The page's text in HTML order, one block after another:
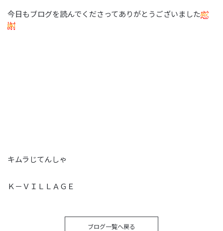
今日もブログを読んでくださってありがとうございました
キムラじてんしゃ
Ｋ－ＶＩＬＬＡＧＥ
ブログ一覧へ戻る